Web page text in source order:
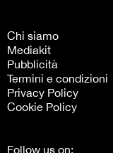
Chi siamo
Mediakit
Pubblicità
Termini e condizioni
Privacy Policy
Cookie Policy
Follow us on: